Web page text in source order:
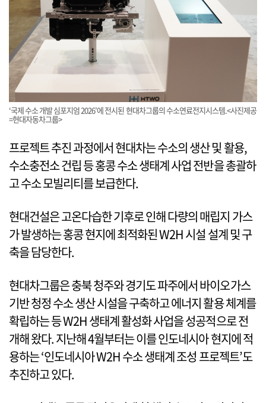
‘국제 수소 개발 심포지엄 2026’에 전시된 현대차그룹의 수소연료전지시스템.<사진제공
=현대자동차그룹>
프로젝트 추진 과정에서 현대차는 수소의 생산 및 활용,
수소충전소 건립 등 홍콩 수소 생태계 사업 전반을 총괄하
고 수소 모빌리티를 보급한다.
현대건설은 고온다습한 기후로 인해 다량의 매립지 가스
가 발생하는 홍콩 현지에 최적화된 W2H 시설 설계 및 구
축을 담당한다.
현대차그룹은 충북 청주와 경기도 파주에서 바이오가스
기반 청정 수소 생산 시설을 구축하고 에너지 활용 체계를
확립하는 등 W2H 생태계 활성화 사업을 성공적으로 전
개해 왔다. 지난해 4월부터는 이를 인도네시아 현지에 적
용하는 ‘인도네시아 W2H 수소 생태계 조성 프로젝트’도
추진하고 있다.